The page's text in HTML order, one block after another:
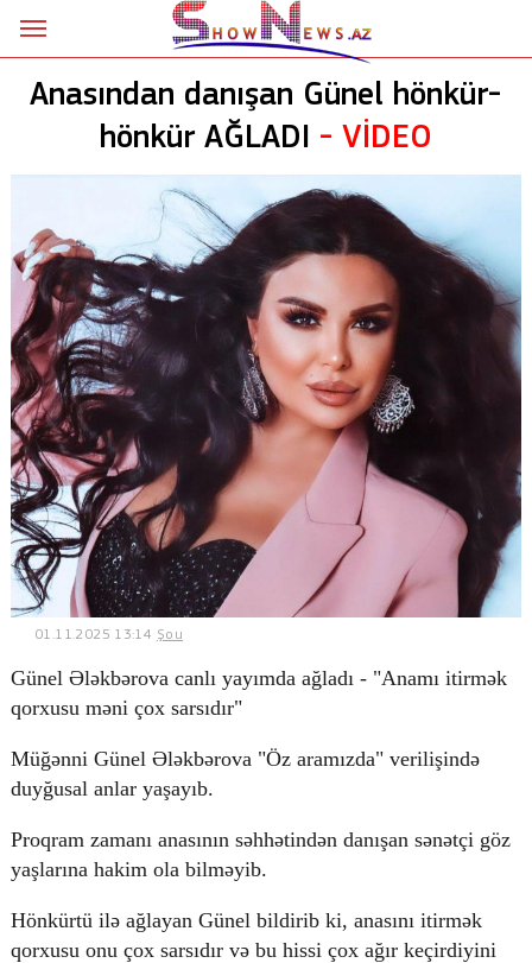
Siyasət
Şou
18+
Astrologiya
Hadisə
İdman
Dünya
© 2026. Shownews.az
Anasından danışan Günel hönkür-
hönkür AĞLADI - VİDEO
01.11.2025 13:14 Şou
Günel Ələkbərova canlı yayımda ağladı - "Anamı itirmək
qorxusu məni çox sarsıdır"
Müğənni Günel Ələkbərova "Öz aramızda" verilişində
duyğusal anlar yaşayıb.
Proqram zamanı anasının səhhətindən danışan sənətçi göz
yaşlarına hakim ola bilməyib.
Hönkürtü ilə ağlayan Günel bildirib ki, anasını itirmək
qorxusu onu çox sarsıdır və bu hissi çox ağır keçirdiyini